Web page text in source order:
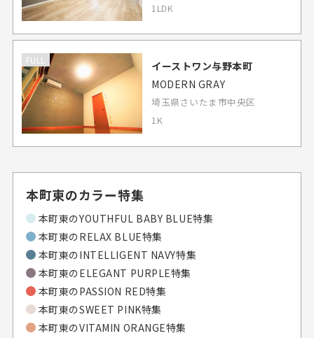
1LDK
FULL
イーストワン与野本町
MODERN GRAY
埼玉県さいたま市中央区
1K
本町東のカラー特集
本町東のYOUTHFUL BABY BLUE特集
本町東のRELAX BLUE特集
本町東のINTELLIGENT NAVY特集
本町東のELEGANT PURPLE特集
本町東のPASSION RED特集
本町東のSWEET PINK特集
本町東のVITAMIN ORANGE特集